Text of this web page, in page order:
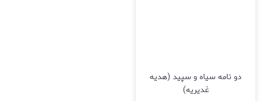
دو نامه سیاه و سپید (هدیه
غدیریه)